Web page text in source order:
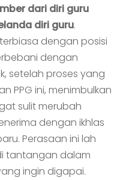
dari diri guru
diri guru.
dengan posisi
dengan
setelah proses yang
PPG ini, menimbulkan
sulit merubah
dengan ikhlas
Perasaan ini lah
tantangan dalam
ingin digapai.